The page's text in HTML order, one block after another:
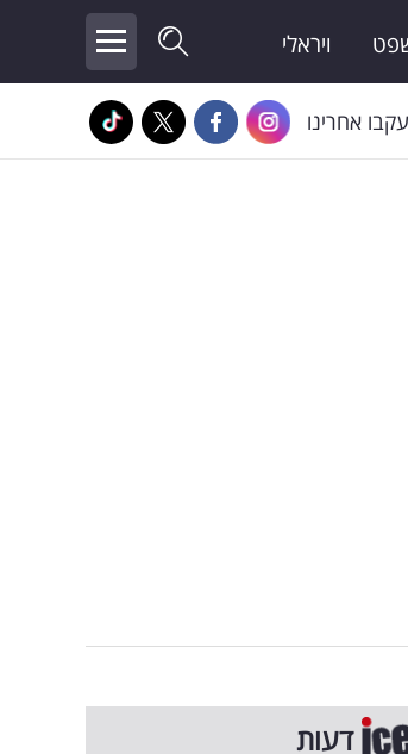
ויראלי
עקבו אחרינו
דעות